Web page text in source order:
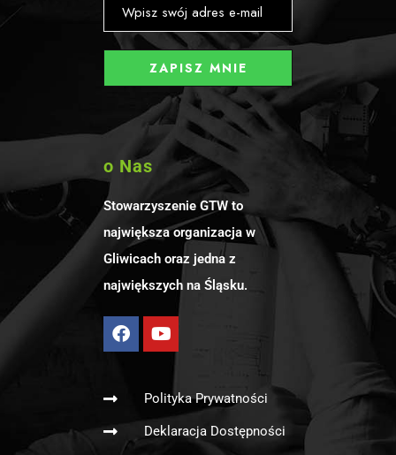
o Nas
Stowarzyszenie GTW to
największa organizacja w
Gliwicach oraz jedna z
największych na Śląsku.
Polityka Prywatności
Deklaracja Dostępności